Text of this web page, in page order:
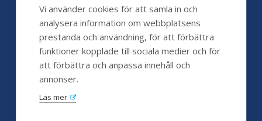
Vi använder cookies för att samla in och
analysera information om webbplatsens
prestanda och användning, för att förbättra
funktioner kopplade till sociala medier och för
att förbättra och anpassa innehåll och
annonser.
Läs mer
pumpshoppen.se 24/7
Kundservice